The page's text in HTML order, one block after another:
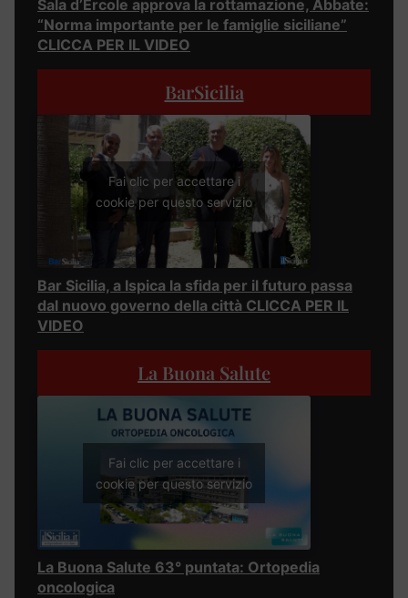
Sala d’Ercole approva la rottamazione, Abbate:
“Norma importante per le famiglie siciliane”
CLICCA PER IL VIDEO
BarSicilia
Fai clic per accettare i
cookie per questo servizio
Bar Sicilia, a Ispica la sfida per il futuro passa
dal nuovo governo della città CLICCA PER IL
VIDEO
La Buona Salute
Fai clic per accettare i
cookie per questo servizio
La Buona Salute 63° puntata: Ortopedia
oncologica